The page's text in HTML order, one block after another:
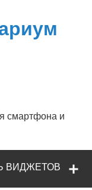
смартфона и
ВИДЖЕТОВ